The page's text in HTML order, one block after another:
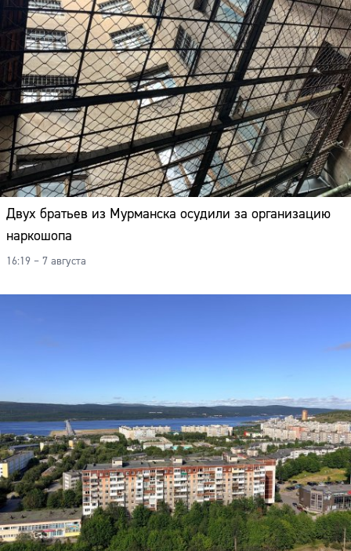
Двух братьев из Мурманска осудили за организацию
наркошопа
16:19 – 7 августа